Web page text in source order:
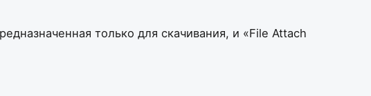
только для скачивания, и «File Attach